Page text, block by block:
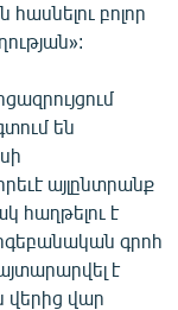
հասնելու բոլոր
են
այլընտրանք
հաղթելու է
գրոհ
է
վերից վար